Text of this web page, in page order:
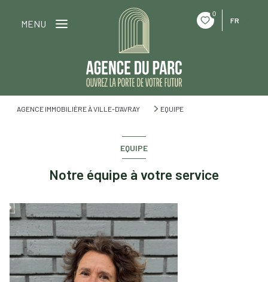
0
FR
MENU
AGENCE IMMOBILIÈRE À VILLE-D'AVRAY EQUIPE
EQUIPE
Notre équipe à votre service